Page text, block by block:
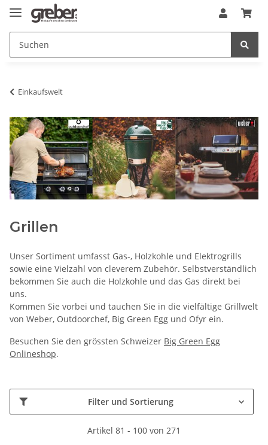
Einkaufswelt
Grillen
Unser Sortiment umfasst Gas-, Holzkohle und Elektrogrills
sowie eine Vielzahl von cleverem Zubehör. Selbstverständlich
bekommen Sie auch die Holzkohle und das Gas direkt bei
uns.
Kommen Sie vorbei und tauchen Sie in die vielfältige Grillwelt
von Weber, Outdoorchef, Big Green Egg und Ofyr ein.
Besuchen Sie den grössten Schweizer Big Green Egg
Onlineshop.
Filter und Sortierung
Artikel 81 - 100 von 271